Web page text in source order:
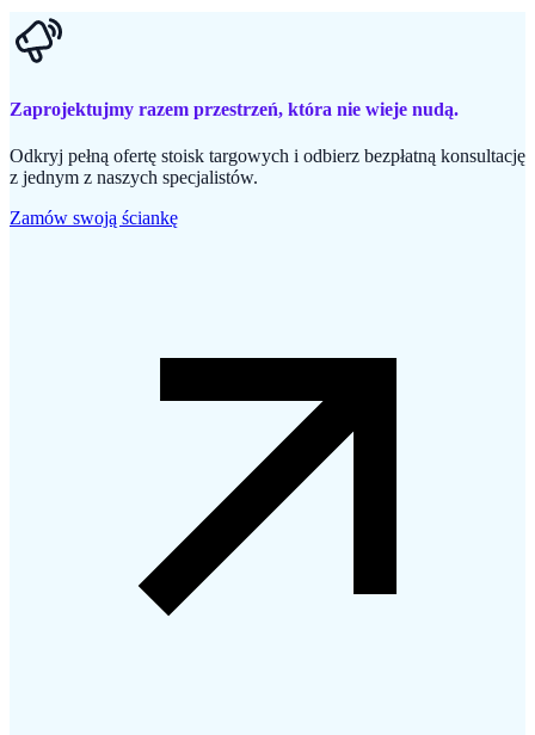
Zaprojektujmy razem przestrzeń, która nie wieje nudą.
Odkryj pełną ofertę stoisk targowych i odbierz bezpłatną konsultację
z jednym z naszych specjalistów.
Zamów swoją ściankę